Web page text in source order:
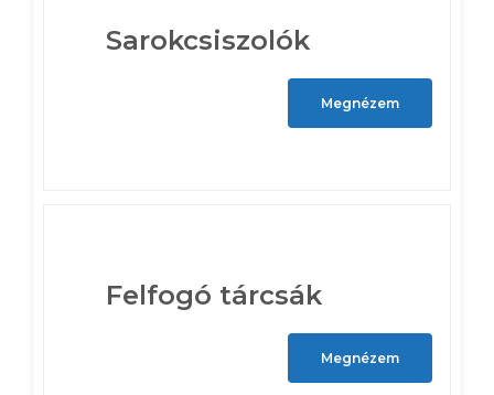
Sarokcsiszolók
Megnézem
Felfogó tárcsák
Megnézem